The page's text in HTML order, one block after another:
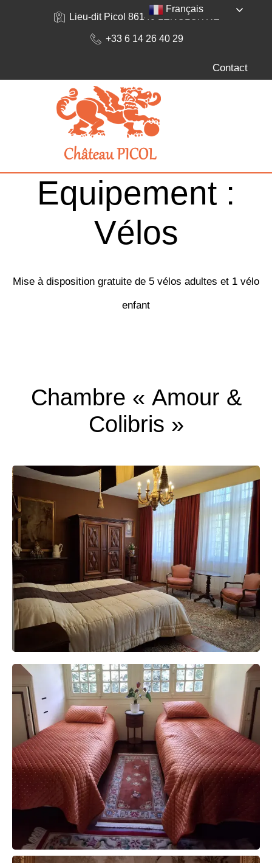
Lieu-dit Picol 86140 LENCLOITRE
+33 6 14 26 40 29
Contact
Equipement :
Vélos
Mise à disposition gratuite de 5 vélos adultes et 1 vélo
enfant
Chambre « Amour &
Colibris »
Français